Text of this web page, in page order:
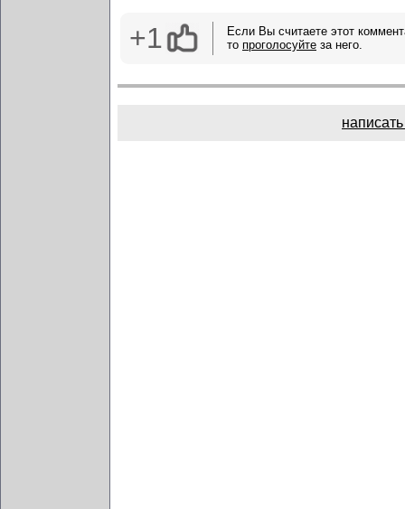
+1
Если Вы считаете этот
то проголосуйте за него.